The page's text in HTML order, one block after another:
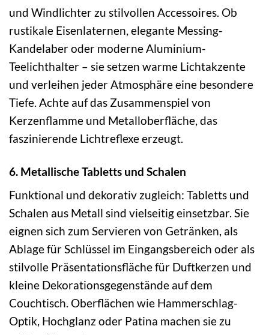
und Windlichter zu stilvollen Accessoires. Ob
rustikale Eisenlaternen, elegante Messing-
Kandelaber oder moderne Aluminium-
Teelichthalter – sie setzen warme Lichtakzente
und verleihen jeder Atmosphäre eine besondere
Tiefe. Achte auf das Zusammenspiel von
Kerzenflamme und Metalloberfläche, das
faszinierende Lichtreflexe erzeugt.
6. Metallische Tabletts und Schalen
Funktional und dekorativ zugleich: Tabletts und
Schalen aus Metall sind vielseitig einsetzbar. Sie
eignen sich zum Servieren von Getränken, als
Ablage für Schlüssel im Eingangsbereich oder als
stilvolle Präsentationsfläche für Duftkerzen und
kleine Dekorationsgegenstände auf dem
Couchtisch. Oberflächen wie Hammerschlag-
Optik, Hochglanz oder Patina machen sie zu